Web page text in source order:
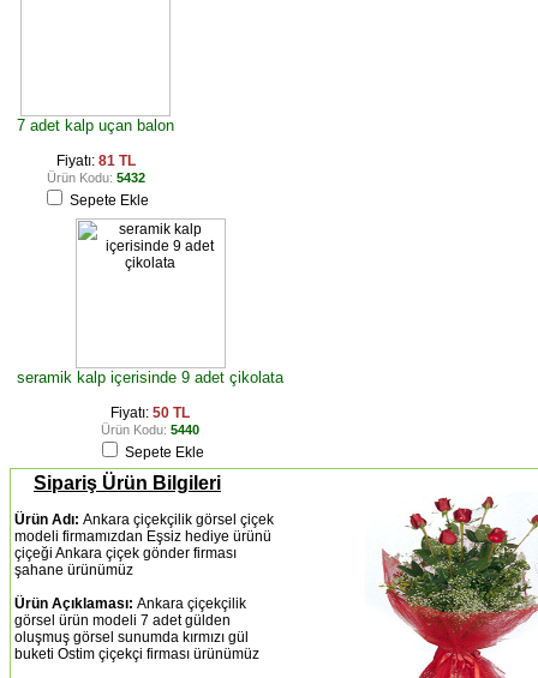
7 adet kalp uçan balon
Fiyatı: 81 TL
Ürün Kodu: 5432
Sepete Ekle
seramik kalp içerisinde 9 adet çikolata
Fiyatı: 50 TL
Ürün Kodu: 5440
Sepete Ekle
Sipariş Ürün Bilgileri
Ürün Adı: Ankara çiçekçilik görsel çiçek
modeli firmamızdan Eşsiz hediye ürünü
çiçeği Ankara çiçek gönder firması
şahane ürünümüz
Ürün Açıklaması: Ankara çiçekçilik
görsel ürün modeli 7 adet gülden
oluşmuş görsel sunumda kırmızı gül
buketi Ostim çiçekçi firması ürünümüz